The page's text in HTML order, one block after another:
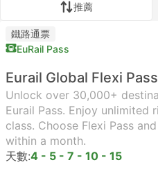
推薦
鐵路通票
EuRail Pass
Eurail Global Flexi Pass
Unlock over 30,000+
Eurail Pass. Enjoy unlimited
class. Choose Flexi Pass
within a month.
天數:4 - 5 - 7 - 10 - 15